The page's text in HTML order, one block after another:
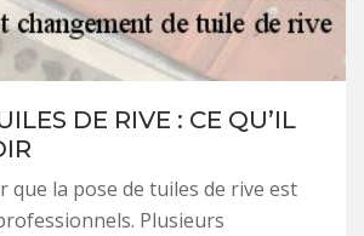
DE RIVE : CE QU’IL
que la pose de tuiles de rive est
Plusieurs